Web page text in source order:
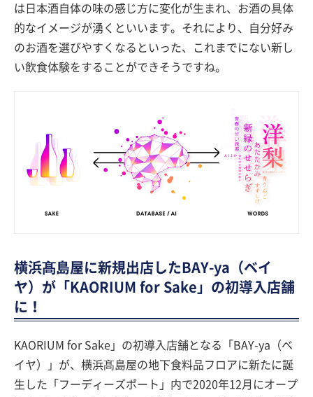
は日本酒自体の味の感じ方に変化が生まれ、お酒の具体
的なイメージが湧くといいます。それにより、自分好み
のお酒を選びやすくなるといった、これまでにない新し
い飲食体験をすることができそうですね。
横浜髙島屋に新規出店したBAY-ya（ベイ
ヤ）が「KAORIUM for Sake」の初導入店舗
に！
KAORIUM for Sake」の初導入店舗となる「BAY-ya（ベ
イヤ）」が、横浜髙島屋の地下食料品フロアに新たに誕
生した「フーディーズポート」内で2020年12月にオープ